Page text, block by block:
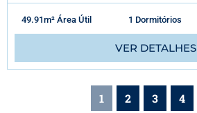
49.91m² Área Útil 1 Dormitórios
VER DETALHES
1 2 3 4